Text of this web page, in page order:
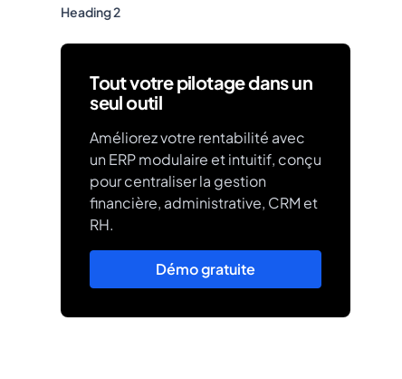
Heading 2
Tout votre pilotage dans un
seul outil
Améliorez votre rentabilité avec
un ERP modulaire et intuitif, conçu
pour centraliser la gestion
financière, administrative, CRM et
RH.
Démo gratuite